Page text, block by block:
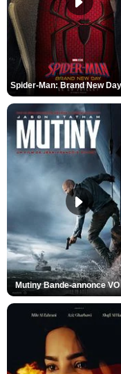
Mutiny Bande-annonce VO